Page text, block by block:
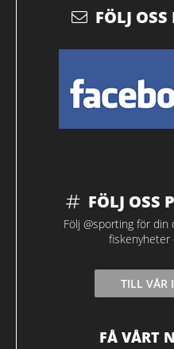
FÖLJ
FÖLJ OSS
Följ @sporting för din
fiskenyheter
TILL VÅR
FÅ VÅRT